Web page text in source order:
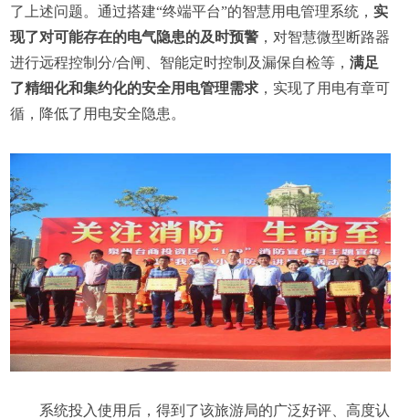
了上述问题。通过搭建“终端平台”的智慧用电管理系统， 实
现了对可能存在的电气隐患的及时预警，对智慧微型断路器
进行远程控制分/合闸、智能定时控制及漏保自检等， 满足
了精细化和集约化的安全用电管理需求，实现了用电有章可
循，降低了用电安全隐患。
系统投入使用后，得到了该旅游局的广泛好评、高度认